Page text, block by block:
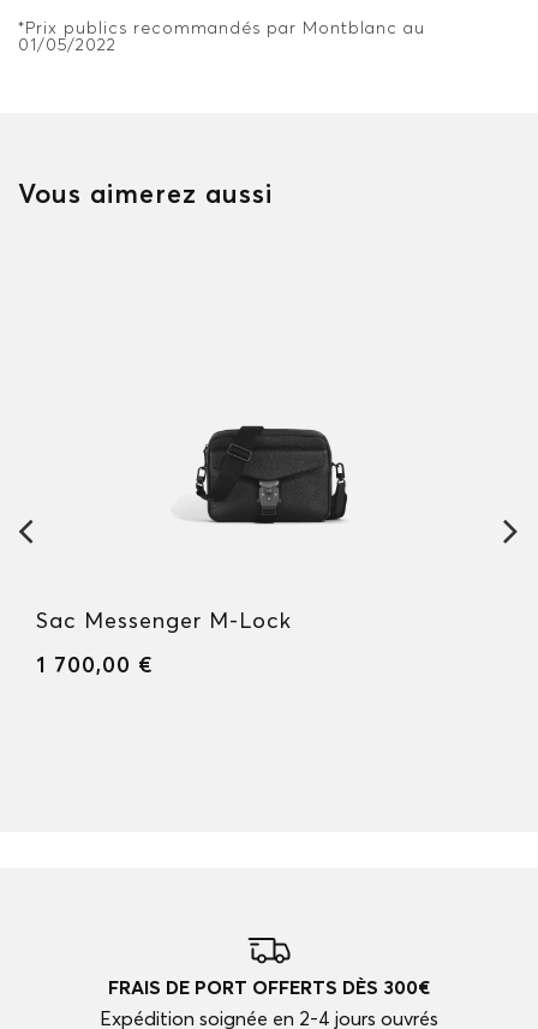
*Prix publics recommandés par Montblanc au
01/05/2022
Vous aimerez aussi
Sac Messenger M-Lock
1 700,00 €
FRAIS DE PORT OFFERTS DÈS 300€
Expédition soignée en 2-4 jours ouvrés